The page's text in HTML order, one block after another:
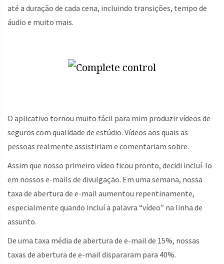
até a duração de cada cena, incluindo transições, tempo de
áudio e muito mais.
O aplicativo tornou muito fácil para mim produzir vídeos de
seguros com qualidade de estúdio. Vídeos aos quais as
pessoas realmente assistiriam e comentariam sobre.
Assim que nosso primeiro vídeo ficou pronto, decidi incluí-lo
em nossos e-mails de divulgação. Em uma semana, nossa
taxa de abertura de e-mail aumentou repentinamente,
especialmente quando incluí a palavra “vídeo” na linha de
assunto.
De uma taxa média de abertura de e-mail de 15%, nossas
taxas de abertura de e-mail dispararam para 40%.